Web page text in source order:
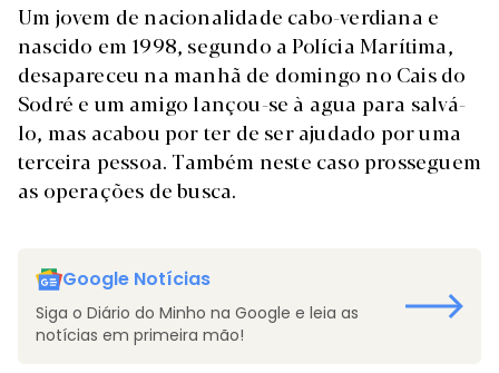
Um jovem de nacionalidade cabo-verdiana e
nascido em 1998, segundo a Polícia Marítima,
desapareceu na manhã de domingo no Cais do
Sodré e um amigo lançou-se à agua para salvá-
lo, mas acabou por ter de ser ajudado por uma
terceira pessoa. Também neste caso prosseguem
as operações de busca.
Google Notícias
Siga o Diário do Minho na Google e leia as
notícias em primeira mão!